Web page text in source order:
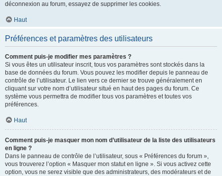
déconnexion au forum, essayez de supprimer les cookies.
Haut
Préférences et paramètres des utilisateurs
Comment puis-je modifier mes paramètres ?
Si vous êtes un utilisateur inscrit, tous vos paramètres sont stockés dans la
base de données du forum. Vous pouvez les modifier depuis le panneau de
contrôle de l’utilisateur. Le lien vers ce dernier se trouve généralement en
cliquant sur votre nom d’utilisateur situé en haut des pages du forum. Ce
système vous permettra de modifier tous vos paramètres et toutes vos
préférences.
Haut
Comment puis-je masquer mon nom d’utilisateur de la liste des utilisateurs
en ligne ?
Dans le panneau de contrôle de l’utilisateur, sous « Préférences du forum »,
vous trouverez l’option « Masquer mon statut en ligne ». Si vous activez cette
option, vous ne serez visible que des administrateurs, des modérateurs et de